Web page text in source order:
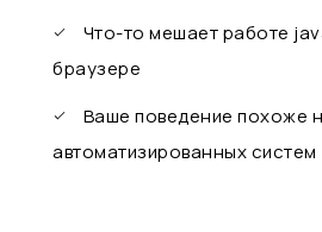
Что-то мешает работе
браузере
Ваше поведение похоже
автоматизированных систем